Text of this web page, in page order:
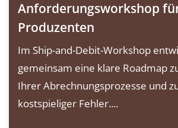
Anforderungsworkshop
Produzenten
Im Ship-and-Debit-Workshop
gemeinsam eine klare Roadmap
Ihrer Abrechnungsprozesse und
kostspieliger Fehler....